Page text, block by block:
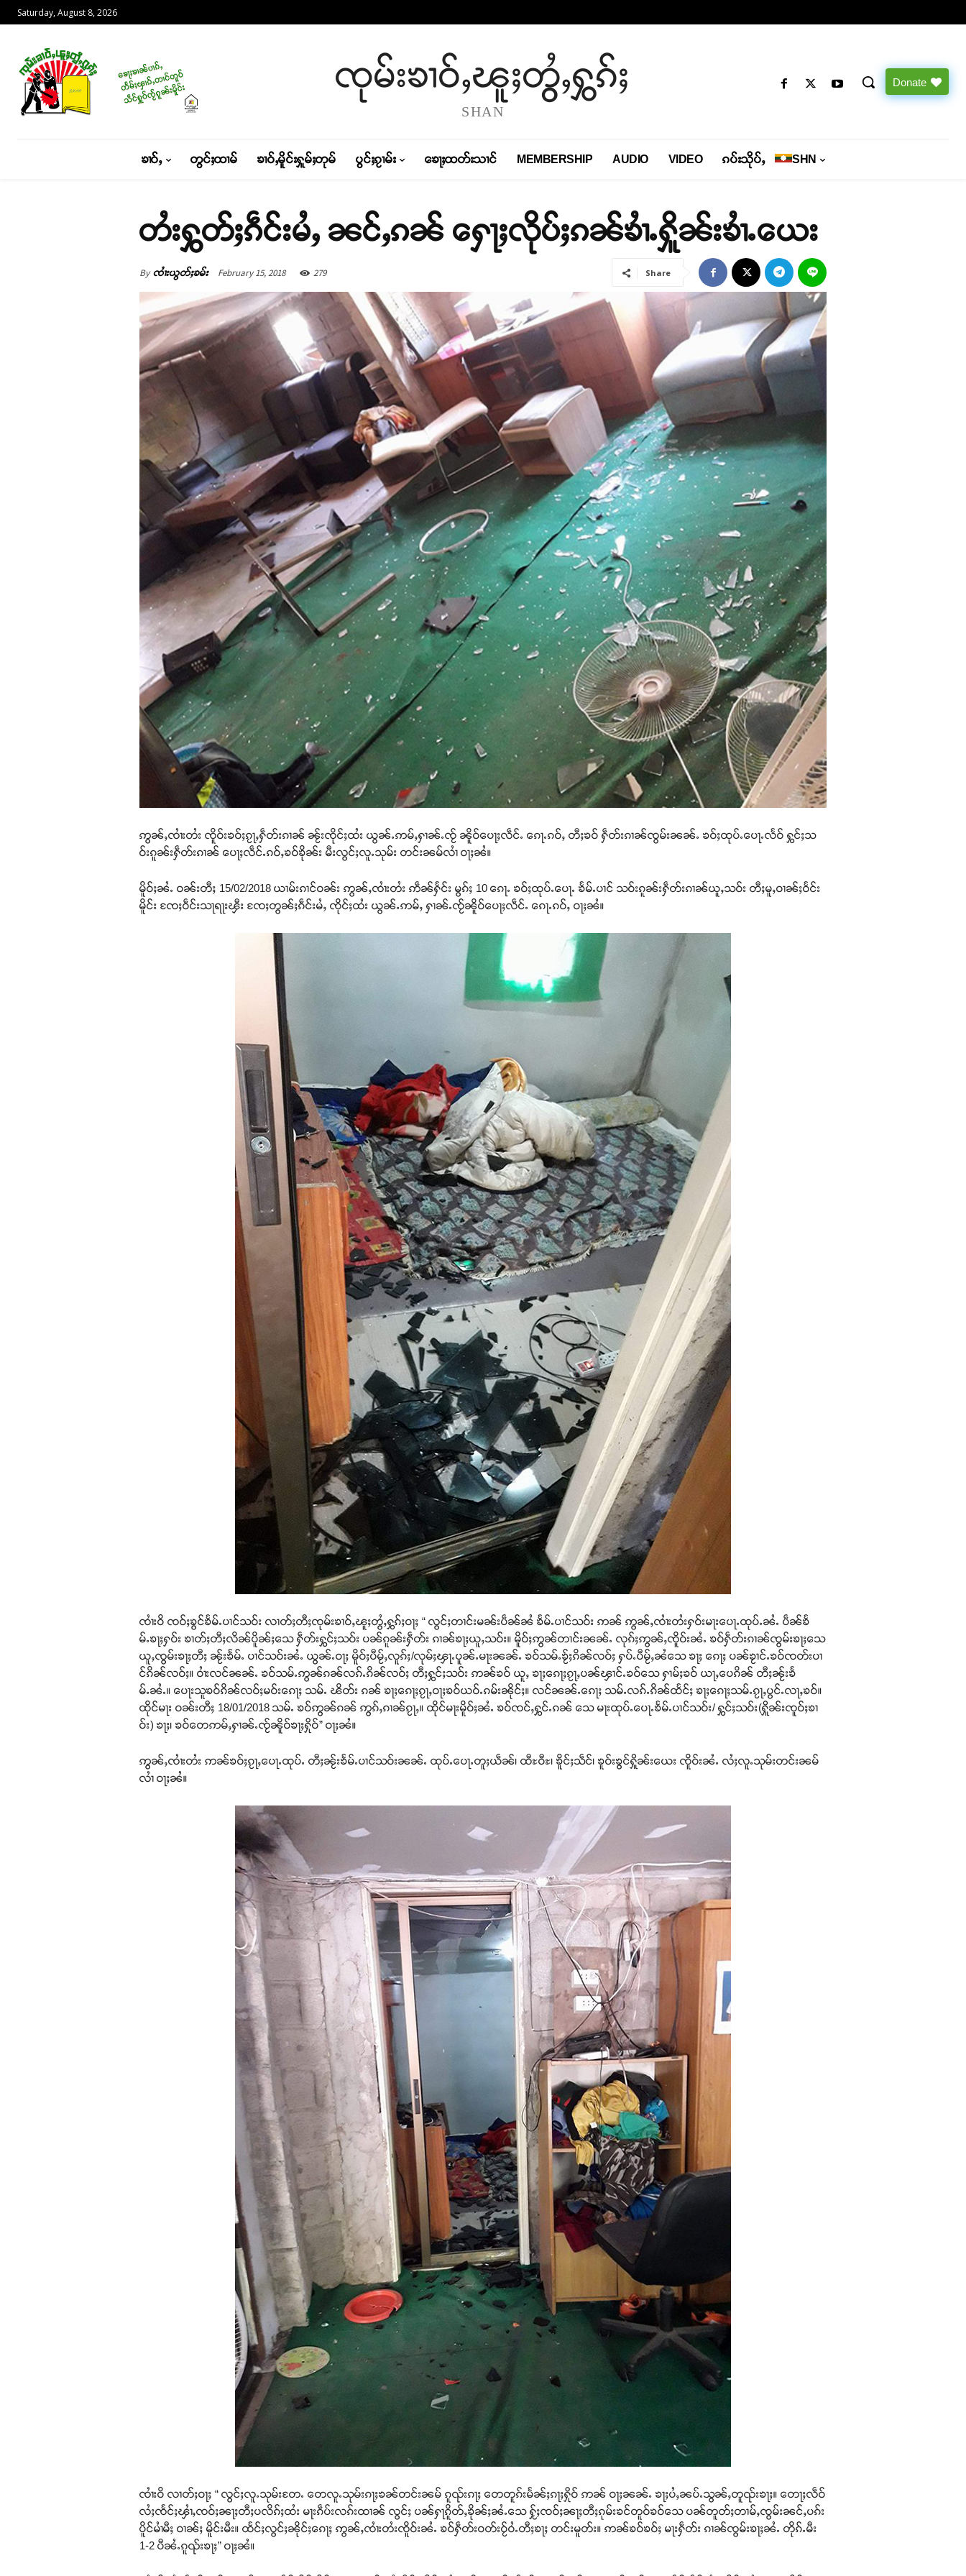
Saturday, August 8, 2026
ၸုမ်းၶၢဝ်ႇၽူႈတွႆႇႁွၵ်ႈ
SHAN
Donate
ၶၢဝ်ႇ တွင်ႈထၢမ် ၶၢဝ်ႇမိူင်းႁူမ်ႈတုမ် ပွင်ႈၵႂၢမ်း ၶေႃႈထတ်းသၢင် MEMBERSHIP AUDIO VIDEO ၵပ်းသိုပ်ႇ SHN
တႆးႁွတ်ႈၵဵင်းမႆႇ ၼင်ႇၵၼ် ႁေႃႈလိုပ်ႈၵၼ်ၶၢႆႉႁိူၼ်းၶၢႆႉယေး
By ၸၢႆးယွတ်ႈၶမ်း February 15, 2018 279 Share
ဢွၼ်ႇၸၢႆးတႆး ၸိူဝ်းၶဝ်ႈၵႂႃႇႁဵတ်းၵၢၼ် ၼႂ်းၸိုင်ႈထႆး ယွၼ်ႉဢမ်ႇႁၢၼ်ႉၸႂ် ၼိူဝ်ပေႃႈလဵင်ႉ ၵေႃႉၵဝ်ႇ တီႈၶဝ် ႁဵတ်းၵၢၼ်ၸွမ်းၼၼ်ႉ ၶဝ်ႈထုပ်ႉပေႃႉလႅဝ် ႁွင်ႈသ
ဝ်းၵူၼ်းႁဵတ်းၵၢၼ် ပေႃႈလဵင်ႉၵဝ်ႇၶဝ်ၶိုၼ်း မီးလွင်ႈလူႉသုမ်း တင်းၼမ်လၢႆ ဝႃႈၼႆ။
မိူဝ်ႈၼႆႉ ဝၼ်းတီႈ 15/02/2018 ယၢမ်းၵၢင်ဝၼ်း ဢွၼ်ႇၸၢႆးတႆး ဢဵၼ်ႁႅင်း မွၵ်ႈ 10 ၵေႃႉ ၶဝ်ႈထုပ်ႉပေႃႉ ၶႅမ်ႉပၢင် သဝ်းၵူၼ်းႁဵတ်းၵၢၼ်ယူႇသဝ်း တီႈမူႇဝၢၼ်ႈဝႅင်း
မိူင်း ၸႄႈဝဵင်းသႃရႃးၾီး ၸႄႈတွၼ်ႈၵဵင်းမႆႇ ၸိုင်ႈထႆး ယွၼ်ႉဢမ်ႇ ႁၢၼ်ႉၸႂ်ၼိူဝ်ပေႃႈလဵင်ႉ ၵေႃႉၵဝ်ႇ ဝႃႈၼႆ။
ၸၢႆးဝိ ၸဝ်ႈၶွင်ၶႅမ်ႉပၢင်သဝ်း လၢတ်ႈတီႈၸုမ်းၶၢဝ်ႇၽူႈတွႆႇႁွၵ်ႈဝႃႈ “ လွင်ႈတၢင်းမၼ်းပဵၼ်ၼႆ ၶႅမ်ႉပၢင်သဝ်း ဢၼ် ဢွၼ်ႇၸၢႆးတႆးႁဝ်းမႃးပေႃႉထုပ်ႉၼႆႉ ပဵၼ်ၶႅ
မ်ႉၶႃႈႁဝ်း ၶၢတ်ႈတီႈလိၼ်ပိူၼ်ႈသေ ႁဵတ်းႁွင်ႈသဝ်း ပၼ်ၵူၼ်းႁဵတ်း ၵၢၼ်ၶႃႈယူႇသဝ်း။ မိူဝ်ႈဢွၼ်တၢင်းၼၼ်ႉ လုၵ်ႈဢွၼ်ႇၸိူဝ်းၼႆႉ ၶဝ်ႁဵတ်းၵၢၼ်ၸွမ်းၶႃႈသေ
ယူႇၸွမ်းၶႃႈတီႈ ၼႂ်းၶႅမ်ႉ ပၢင်သဝ်းၼႆႉ ယွၼ်ႉဝႃႈ မိူဝ်ႈပီမႂ်ႇလူၵ်ႈ/လုမ်ႈၾႃႉပူၼ်ႉမႃးၼၼ်ႉ ၶဝ်သမ်ႉၶႂ်ႈၵိၼ်လဝ်ႈ ႁပ်ႉပီမႂ်ႇၼႆသေ ၶႃႈ ၵေႃႈ ပၼ်ၶႂၢင်ႉၶဝ်ၸတ်းပၢ
င်ၵိၼ်လဝ်ႈ။ ဝၢႆးလင်ၼၼ်ႉ ၶဝ်သမ်ႉဢွၼ်ၵၼ်လၵ်ႉၵိၼ်လဝ်ႈ တီႈႁွင်ႈသဝ်း ဢၼ်ၶဝ် ယူႇ ၶႃႈၵေႃႈၵႂႃႇပၼ်ၾၢင်ႉၶဝ်သေ ႁၢမ်ႈၶဝ် ယႃႇပေၵိၼ် တီႈၼႂ်းၶႅ
မ်ႉၼႆႉ။ ပေႃးသူၶဝ်ၵိၼ်လဝ်ႈမဝ်းၵေႃႈ သမ်ႉ ၽိတ်း ၵၼ် ၶႃႈၵေႃႈၵႂႃႇဝႃႈၶဝ်ယဝ်ႉၵမ်းၼိုင်ႈ။ လင်ၼၼ်ႉၵေႃႈ သမ်ႉလၵ်ႉၵိၼ်ထႅင်ႈ ၶႃႈၵေႃႈသမ်ႉၵႂႃႇပွင်ႉလႃႇၶဝ်။
ထိုင်မႃး ဝၼ်းတီႈ 18/01/2018 သမ်ႉ ၶဝ်ဢွၼ်ၵၼ် ဢွၵ်ႇၵၢၼ်ၵႂႃႇ။ ထိုင်မႃးမိူဝ်ႈၼႆႉ ၶဝ်ၸင်ႇႁွင်ႉၵၼ် သေ မႃးထုပ်ႉပေႃႉၶႅမ်ႉပၢင်သဝ်း/ ႁွင်ႈသဝ်း(ႁိူၼ်းၸူဝ်ႈၶၢ
ဝ်း) ၶႃႈ၊ ၶဝ်တေဢမ်ႇႁၢၼ်ႉၸႂ်ၼိူဝ်ၶႃႈႁိုဝ်” ဝႃႈၼႆ။
ဢွၼ်ႇၸၢႆးတႆး ဢၼ်ၶဝ်ႈၵႂႃႇပေႃႉထုပ်ႉ တီႈၼႂ်းၶႅမ်ႉပၢင်သဝ်းၼၼ်ႉ ထုပ်ႉပေႃႉတူႈယဵၼ်၊ ထီႊဝီႊ၊ ၶိူင်ႈသဵင်၊ ၶူဝ်းၶွင်ႁိူၼ်းယေး ၸိူဝ်းၼႆႉ လႆႈလူႉသုမ်းတင်းၼမ်
လၢႆ ဝႃႈၼႆ။
ၸၢႆးဝိ လၢတ်ႈဝႃႈ “ လွင်ႈလူႉသုမ်းတႄႉ တေလူႉသုမ်းၵႃႈၶၼ်တင်းၼမ် ၵူၺ်းၵႃႈ တေတူၵ်းမႅၼ်ႈၵႃႈႁိုဝ် ဢၼ် ဝႃႈၼၼ်ႉ ၶႃႈပႆႇၼပ်ႉသွၼ်ႇတူၺ်းၶႃႈ။ တေႃႈလဵဝ်
လႆႈၸႅင်ႈၾၢႆႇၸဝ်ႈၼႃႈတီႈပလိၵ်ႈထႆး မႃးၵဵပ်းလၵ်းထၢၼ် လွင်ႈ ပၼ်ႁႃၵိူတ်ႇၶိုၼ်ႈၼႆႉသေ ႁႂ်ႈၸဝ်ႈၼႃႈတီႈၵုမ်းၶင်တူဝ်ၶဝ်သေ ပၼ်တူတ်ႈတၢမ်ႇၸွမ်းၼင်ႇပၵ်း
ပိူင်မၢႆမီႈ ဝၢၼ်ႈ မိူင်းမီး။ ထႅင်ႈလွင်ႈၼိုင်ႈၵေႃႈ ဢွၼ်ႇၸၢႆးတႆးၸိူဝ်းၼႆႉ ၶဝ်ႁဵတ်းဝတ်းဝႂ်ဝႆႉတီႈၶႃႈ တင်းမူတ်း။ ဢၼ်ၶဝ်ၶဝ်ႈ မႃးႁဵတ်း ၵၢၼ်ၸွမ်းၶႃႈၼႆႉ တိုၵ်ႉမီး
1-2 ပီၼႆႉၵူၺ်းၶႃႈ” ဝႃႈၼႆ။